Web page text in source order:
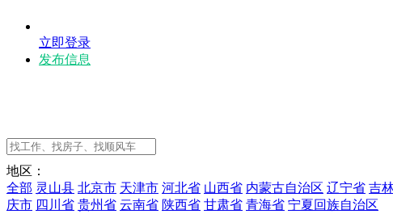
立即登录
发布信息
地区：
全部 灵山县 北京市 天津市 河北省 山西省 内蒙古自治区 辽宁省 吉
庆市 四川省 贵州省 云南省 陕西省 甘肃省 青海省 宁夏回族自治区